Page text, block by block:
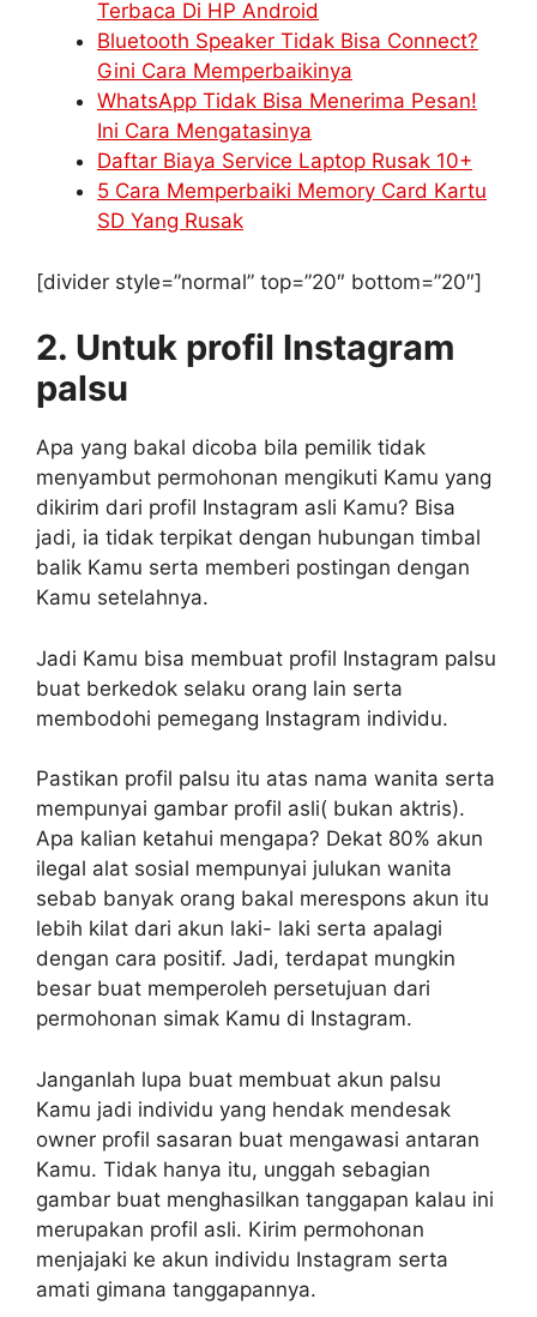
Terbaca Di HP Android
Bluetooth Speaker Tidak Bisa Connect?
Gini Cara Memperbaikinya
WhatsApp Tidak Bisa Menerima Pesan!
Ini Cara Mengatasinya
Daftar Biaya Service Laptop Rusak 10+
5 Cara Memperbaiki Memory Card Kartu
SD Yang Rusak
[divider style=”normal” top=”20″ bottom=”20″]
2. Untuk profil Instagram
palsu
Apa yang bakal dicoba bila pemilik tidak
menyambut permohonan mengikuti Kamu yang
dikirim dari profil Instagram asli Kamu? Bisa
jadi, ia tidak terpikat dengan hubungan timbal
balik Kamu serta memberi postingan dengan
Kamu setelahnya.
Jadi Kamu bisa membuat profil Instagram palsu
buat berkedok selaku orang lain serta
membodohi pemegang Instagram individu.
Pastikan profil palsu itu atas nama wanita serta
mempunyai gambar profil asli( bukan aktris).
Apa kalian ketahui mengapa? Dekat 80% akun
ilegal alat sosial mempunyai julukan wanita
sebab banyak orang bakal merespons akun itu
lebih kilat dari akun laki- laki serta apalagi
dengan cara positif. Jadi, terdapat mungkin
besar buat memperoleh persetujuan dari
permohonan simak Kamu di Instagram.
Janganlah lupa buat membuat akun palsu
Kamu jadi individu yang hendak mendesak
owner profil sasaran buat mengawasi antaran
Kamu. Tidak hanya itu, unggah sebagian
gambar buat menghasilkan tanggapan kalau ini
merupakan profil asli. Kirim permohonan
menjajaki ke akun individu Instagram serta
amati gimana tanggapannya.